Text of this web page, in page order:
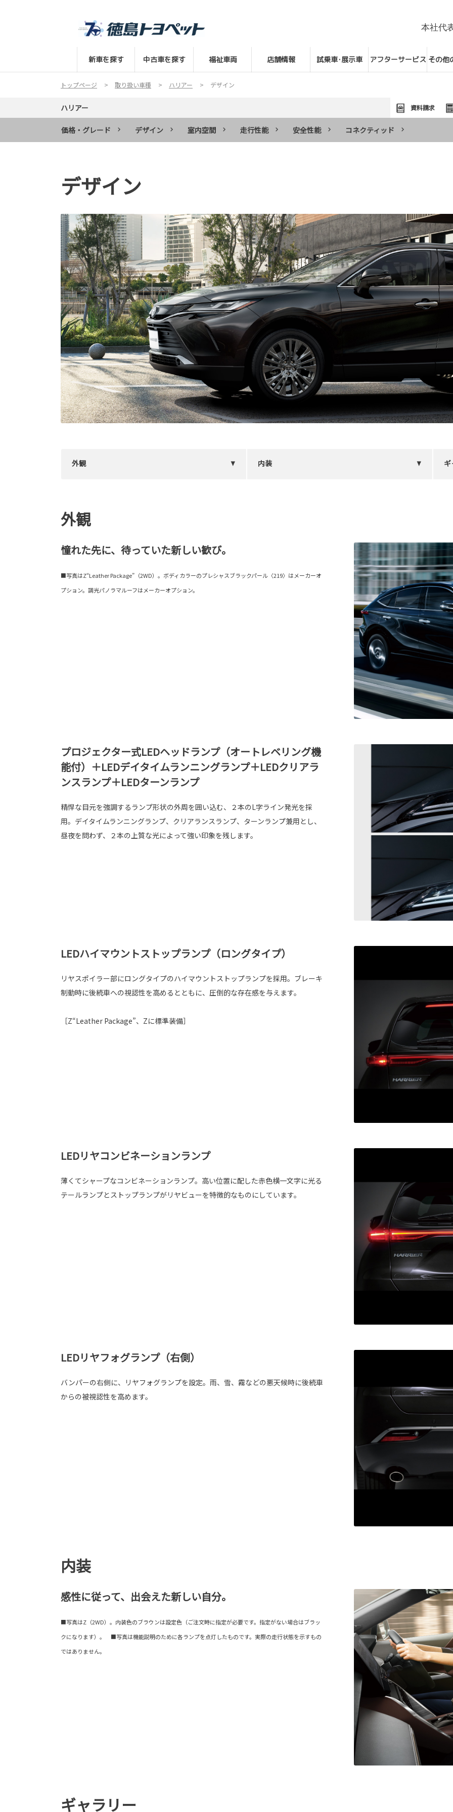
本社代
新車を探す 中古車を探す 福祉車両 店舗情報 試乗車･展示車 アフターサービス その他
トップページ 取り扱い車種 ハリアー デザイン
ハリアー 資料請求
価格・グレード デザイン 室内空間 走行性能 安全性能 コネクティッド
デザイン
外観 内装
外観
憧れた先に、待っていた新しい歓び。
■写真はZ“Leather Package”（2WD）。ボディカラーのプレシャスブラックパール〈219〉はメーカーオ
プション。調光パノラマルーフはメーカーオプション。
プロジェクター式LEDヘッドランプ（オートレベリング機
能付）＋LEDデイタイムランニングランプ＋LEDクリアラ
ンスランプ＋LEDターンランプ
精悍な目元を強調するランプ形状の外周を囲い込む、２本のL字ライン発光を採
用。デイタイムランニングランプ、クリアランスランプ、ターンランプ兼用とし、
昼夜を問わず、２本の上質な光によって強い印象を残します。
LEDハイマウントストップランプ（ロングタイプ）
リヤスポイラー部にロングタイプのハイマウントストップランプを採用。ブレーキ
制動時に後続車への視認性を高めるとともに、圧倒的な存在感を与えます。
［Z“Leather Package”、Zに標準装備］
LEDリヤコンビネーションランプ
薄くてシャープなコンビネーションランプ。高い位置に配した赤色横一文字に光る
テールランプとストップランプがリヤビューを特徴的なものにしています。
LEDリヤフォグランプ（右側）
バンパーの右側に、リヤフォグランプを設定。雨、雪、霧などの悪天候時に後続車
からの被視認性を高めます。
内装
感性に従って、出会えた新しい自分。
■写真はZ（2WD）。内装色のブラウンは設定色（ご注文時に指定が必要です。指定がない場合はブラッ
クになります）。 ■写真は機能説明のために各ランプを点灯したものです。実際の走行状態を示すもの
ではありません。
ギャラリー